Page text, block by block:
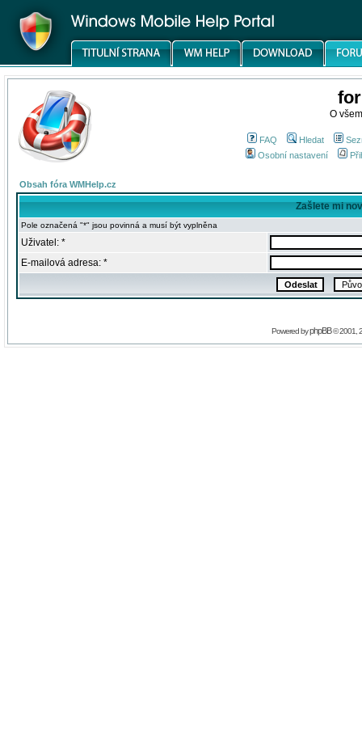
O
FAQ Hledat
Osobní nastavení
Obsah fóra WMHelp.cz
Zašlete mi
Pole označená "*" jsou povinná a musí být vyplněna
Uživatel: *
E-mailová adresa: *
Powered byphpBB© 2001,